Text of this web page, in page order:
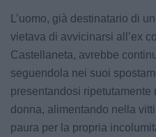
L’uomo, già destinatario di
vietava di avvicinarsi all’ex
Castellaneta, avrebbe
seguendola nei suoi
presentandosi
donna, alimentando nella
paura per la propria